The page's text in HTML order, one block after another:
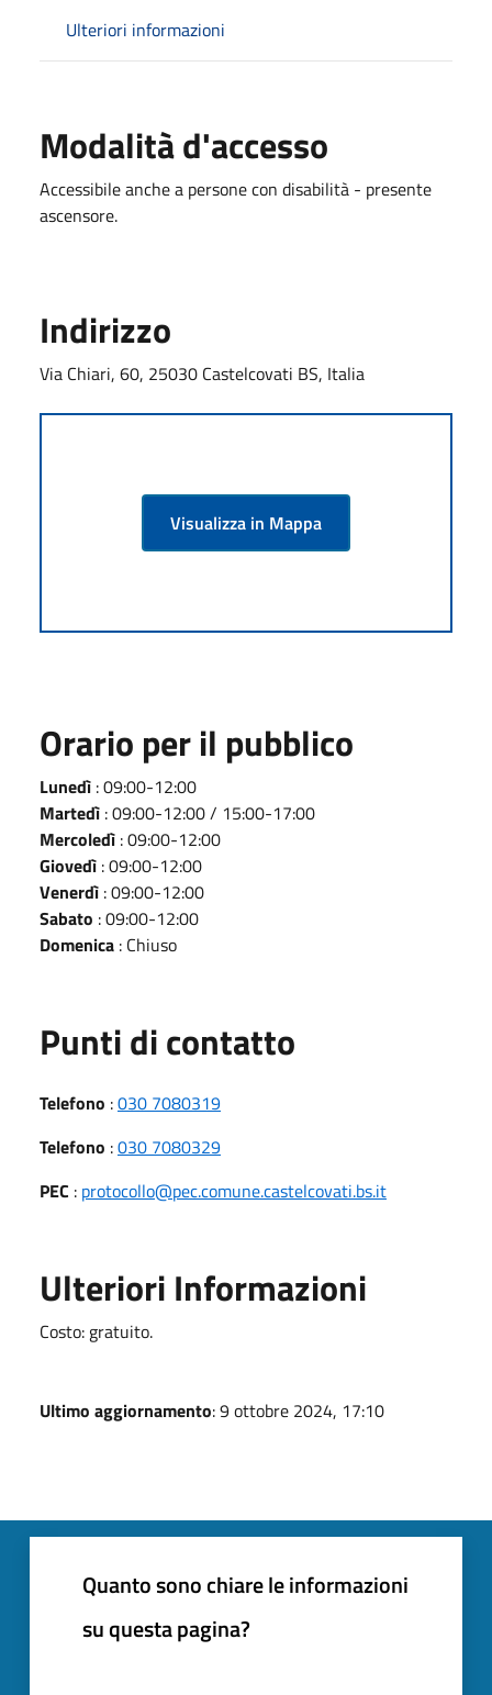
Ulteriori informazioni
Modalità d'accesso
Accessibile anche a persone con disabilità - presente
ascensore.
Indirizzo
Via Chiari, 60, 25030 Castelcovati BS, Italia
Visualizza in Mappa
Orario per il pubblico
Lunedì : 09:00-12:00
Martedì : 09:00-12:00 / 15:00-17:00
Mercoledì : 09:00-12:00
Giovedì : 09:00-12:00
Venerdì : 09:00-12:00
Sabato : 09:00-12:00
Domenica : Chiuso
Punti di contatto
Telefono :030 7080319
Telefono :030 7080329
PEC : protocollo@pec.comune.castelcovati.bs.it
Ulteriori Informazioni
Costo: gratuito.
Ultimo aggiornamento: 9 ottobre 2024, 17:10
Quanto sono chiare le informazioni
su questa pagina?